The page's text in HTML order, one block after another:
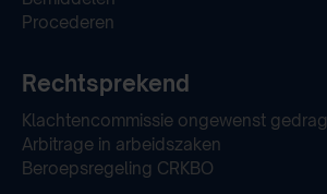
Procederen
Rechtsprekend
Klachtencommissie ongewenst gedrag
Arbitrage in arbeidszaken
Beroepsregeling CRKBO